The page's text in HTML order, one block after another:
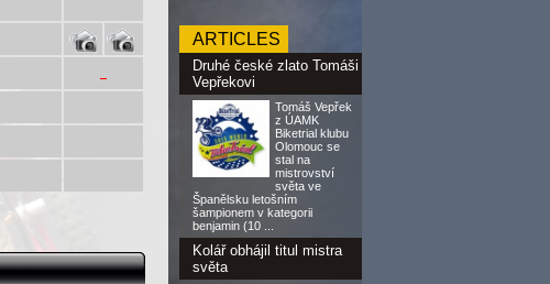
ARTICLES
Druhé české zlato Tomáši
Vepřekovi
Tomáš Vepřek
z ÚAMK
Biketrial klubu
Olomouc se
stal na
mistrovství
světa ve
Španělsku letošním
šampionem v kategorii
benjamin (10 ...
Kolář obhájil titul mistra
světa